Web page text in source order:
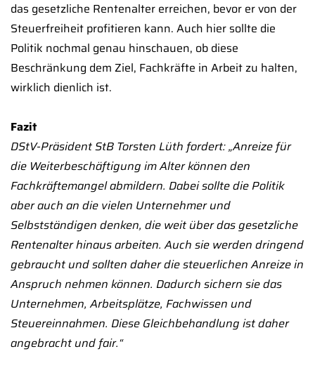
das gesetzliche Rentenalter erreichen, bevor er von der
Steuerfreiheit profitieren kann. Auch hier sollte die
Politik nochmal genau hinschauen, ob diese
Beschränkung dem Ziel, Fachkräfte in Arbeit zu halten,
wirklich dienlich ist.
Fazit
DStV-Präsident StB Torsten Lüth fordert: „Anreize für
die Weiterbeschäftigung im Alter können den
Fachkräftemangel abmildern. Dabei sollte die Politik
aber auch an die vielen Unternehmer und
Selbstständigen denken, die weit über das gesetzliche
Rentenalter hinaus arbeiten. Auch sie werden dringend
gebraucht und sollten daher die steuerlichen Anreize in
Anspruch nehmen können. Dadurch sichern sie das
Unternehmen, Arbeitsplätze, Fachwissen und
Steuereinnahmen. Diese Gleichbehandlung ist daher
angebracht und fair.“